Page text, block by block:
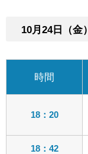
10月24日（金）
時間
18：20
18：42